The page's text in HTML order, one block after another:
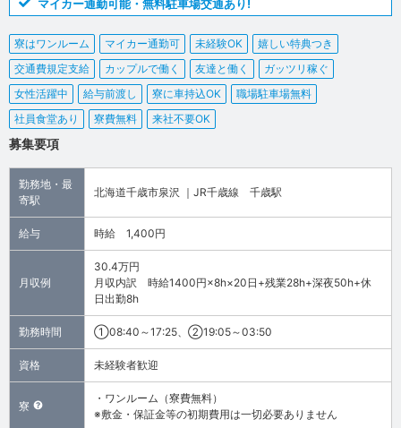
マイカー通勤可能・無料駐車場交通あり!
寮はワンルーム マイカー通勤可 未経験OK
嬉しい特典つき
交通費規定支給
カップルで働く 友達と働く
ガッツリ稼ぐ
女性活躍中
給与前渡し 寮に車持込OK
職場駐車場無料
社員食堂あり
寮費無料 来社不要OK
募集要項
勤務地・最
寄駅
北海道千歳市泉沢 ｜JR千歳線 千歳駅
給与 時給 1,400円
月収例
30.4万円
月収内訳 時給1400円×8h×20日+残業28h+深夜50h+休
日出勤8h
勤務時間 ①08:40～17:25、②19:05～03:50
資格 未経験者歓迎
寮
・ワンルーム（寮費無料）
※敷金・保証金等の初期費用は一切必要ありません